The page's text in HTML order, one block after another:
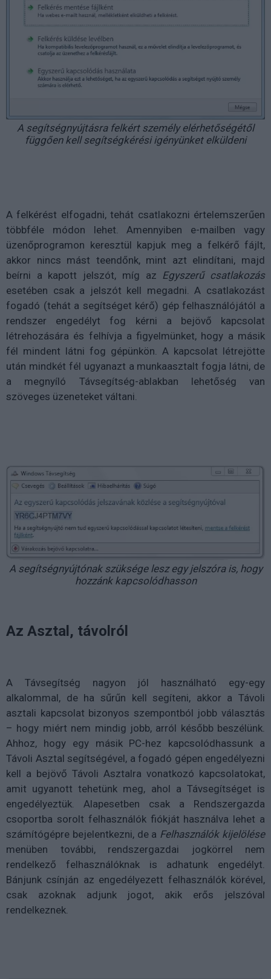
A segítségnyújtásra felkért személy elérhetőségétől
függően kell segítségkérési igényünket elküldeni
A felkérést elfogadni, tehát csatlakozni értelemszerűen
többféle módon lehet. Amennyiben e-mailben vagy
üzenőprogramon keresztül kapjuk meg a felkérő fájlt,
akkor nincs mást teendőnk, mint azt elindítani, majd
beírni a kapott jelszót, míg az Egyszerű csatlakozás
esetében csak a jelszót kell megadni. A csatlakozást
fogadó (tehát a segítséget kérő) gép felhasználójától a
rendszer engedélyt fog kérni a bejövő kapcsolat
létrehozására és felhívja a figyelmünket, hogy a másik
fél mindent látni fog gépünkön. A kapcsolat létrejötte
után mindkét fél ugyanazt a munkaasztalt fogja látni, de
a megnyíló Távsegítség-ablakban lehetőség van
szöveges üzeneteket váltani.
A segítségnyújtónak szüksége lesz egy jelszóra is, hogy
hozzánk kapcsolódhasson
Az Asztal, távolról
A Távsegítség nagyon jól használható egy-egy
alkalommal, de ha sűrűn kell segíteni, akkor a Távoli
asztali kapcsolat bizonyos szempontból jobb választás
– hogy miért nem mindig jobb, arról később beszélünk.
Ahhoz, hogy egy másik PC-hez kapcsolódhassunk a
Távoli Asztal segítségével, a fogadó gépen engedélyezni
kell a bejövő Távoli Asztalra vonatkozó kapcsolatokat,
amit ugyanott tehetünk meg, ahol a Távsegítséget is
engedélyeztük. Alapesetben csak a Rendszergazda
csoportba sorolt felhasználók fiókját használva lehet a
számítógépre bejelentkezni, de a Felhasználók kijelölése
menüben további, rendszergazdai jogkörrel nem
rendelkező felhasználóknak is adhatunk engedélyt.
Bánjunk csínján az engedélyezett felhasználók körével,
csak azoknak adjunk jogot, akik erős jelszóval
rendelkeznek.